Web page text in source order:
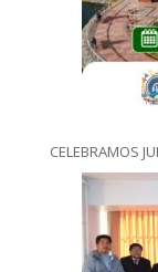
CELEBRAMOS